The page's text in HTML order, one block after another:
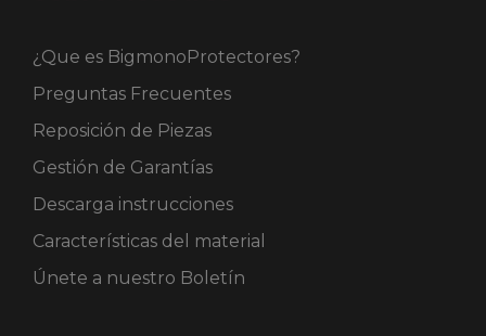
¿Que es BigmonoProtectores?
Preguntas Frecuentes
Reposición de Piezas
Gestión de Garantías
Descarga instrucciones
Características del material
Únete a nuestro Boletín